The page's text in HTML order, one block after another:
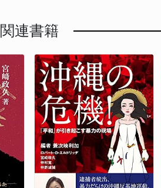
関連書籍